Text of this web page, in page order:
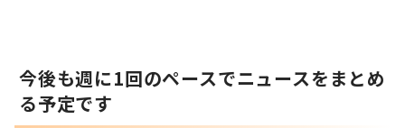
今後も週に1回のペースでニュースをまとめ
る予定です